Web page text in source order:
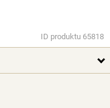
ID produktu 65818